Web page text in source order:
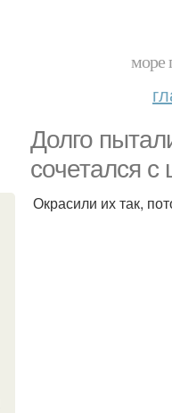
море
Долго
сочетался с
Окрасили их так,